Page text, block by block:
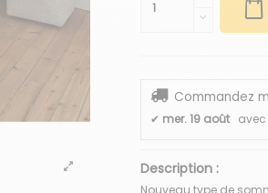
Commandez
✔ mer. 19 août avec
Description :